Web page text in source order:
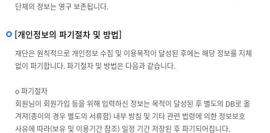
단체의 정보는 영구 보존됩니다.
[개인정보의 파기절차 및 방법]
재단은 원칙적으로 개인정보 수집 및 이용목적이 달성된 후에는 해당 정보를 지체
없이 파기합니다. 파기절차 및 방법은 다음과 같습니다.
ο 파기절차
회원님이 회원가입 등을 위해 입력하신 정보는 목적이 달성된 후 별도의 DB로 옮
겨져(종이의 경우 별도의 서류함) 내부 방침 및 기타 관련 법령에 의한 정보보호
사유에 따라(보유 및 이용기간 참조) 일정 기간 저장된 후 파기되어집니다.